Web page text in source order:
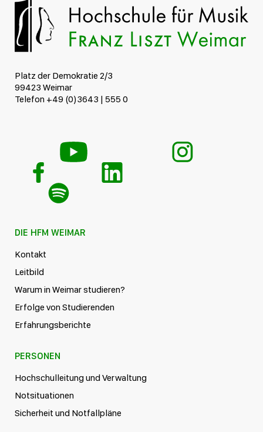
Platz der Demokratie 2/3
99423 Weimar
Telefon +49 (0)3643 | 555 0
DIE HFM WEIMAR
Kontakt
Leitbild
Warum in Weimar studieren?
Erfolge von Studierenden
Erfahrungsberichte
PERSONEN
Hochschulleitung und Verwaltung
Notsituationen
Sicherheit und Notfallpläne